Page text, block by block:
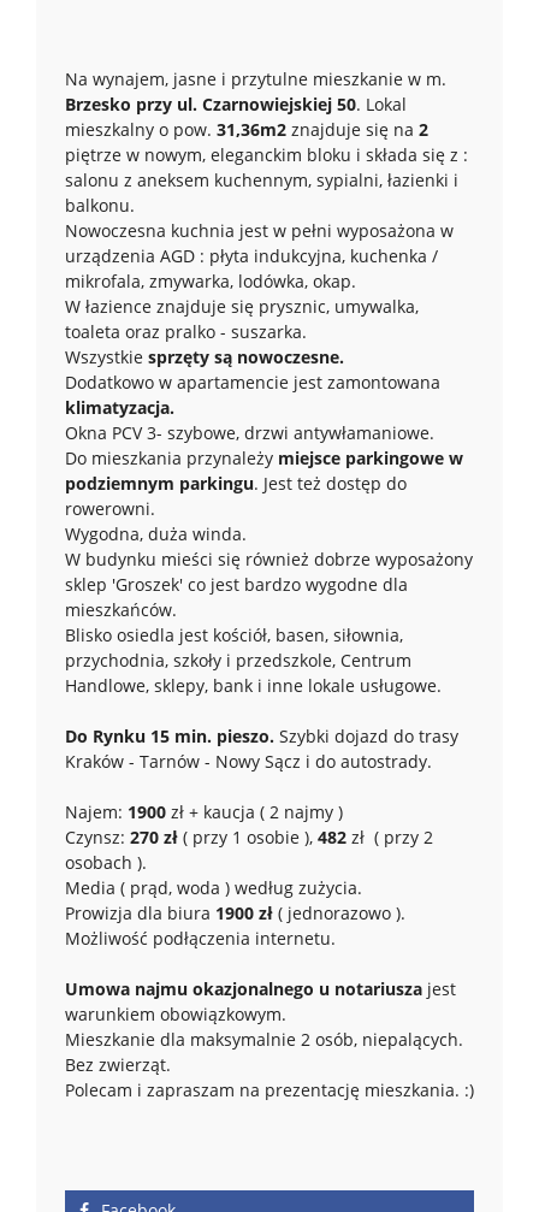
Na wynajem, jasne i przytulne mieszkanie w m.
Brzesko przy ul. Czarnowiejskiej 50. Lokal
mieszkalny o pow. 31,36m2 znajduje się na 2
piętrze w nowym, eleganckim bloku i składa się z :
salonu z aneksem kuchennym, sypialni, łazienki i
balkonu.
Nowoczesna kuchnia jest w pełni wyposażona w
urządzenia AGD : płyta indukcyjna, kuchenka /
mikrofala, zmywarka, lodówka, okap.
W łazience znajduje się prysznic, umywalka,
toaleta oraz pralko - suszarka.
Wszystkie sprzęty są nowoczesne.
Dodatkowo w apartamencie jest zamontowana
klimatyzacja.
Okna PCV 3- szybowe, drzwi antywłamaniowe.
Do mieszkania przynależy miejsce parkingowe w
podziemnym parkingu. Jest też dostęp do
rowerowni.
Wygodna, duża winda.
W budynku mieści się również dobrze wyposażony
sklep 'Groszek' co jest bardzo wygodne dla
mieszkańców.
Blisko osiedla jest kościół, basen, siłownia,
przychodnia, szkoły i przedszkole, Centrum
Handlowe, sklepy, bank i inne lokale usługowe.
Do Rynku 15 min. pieszo. Szybki dojazd do trasy
Kraków - Tarnów - Nowy Sącz i do autostrady.
Najem: 1900 zł + kaucja ( 2 najmy )
Czynsz: 270 zł ( przy 1 osobie ), 482 zł ( przy 2
osobach ).
Media ( prąd, woda ) według zużycia.
Prowizja dla biura 1900 zł ( jednorazowo ).
Możliwość podłączenia internetu.
Umowa najmu okazjonalnego u notariusza jest
warunkiem obowiązkowym.
Mieszkanie dla maksymalnie 2 osób, niepalących.
Bez zwierząt.
Polecam i zapraszam na prezentację mieszkania. :)